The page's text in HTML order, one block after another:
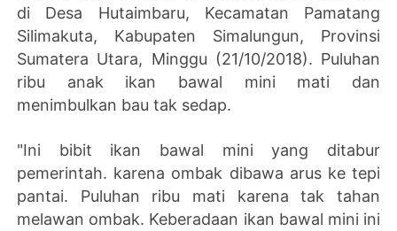
di Desa Hutaimbaru, Kecamatan Pamatang
Silimakuta, Kabupaten Simalungun, Provinsi
Sumatera Utara, Minggu (21/10/2018). Puluhan
ribu anak ikan bawal mini mati dan
menimbulkan bau tak sedap.
"Ini bibit ikan bawal mini yang ditabur
pemerintah. karena ombak dibawa arus ke tepi
pantai. Puluhan ribu mati karena tak tahan
melawan ombak. Keberadaan ikan bawal mini ini